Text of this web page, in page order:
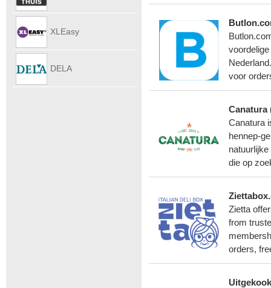
voor
Canatura
Canatura
hennep-
die op
Zietta
from
orders,
XLEasy
DELA